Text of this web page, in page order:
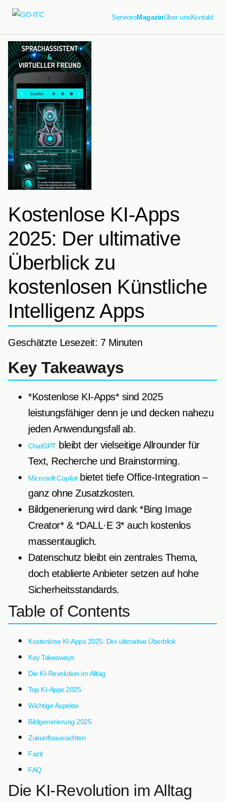
ServicesMagazinÜber unsKontakt
Kostenlose KI-Apps
2025: Der ultimative
Überblick zu
kostenlosen Künstliche
Intelligenz Apps
Geschätzte Lesezeit: 7 Minuten
Key Takeaways
*Kostenlose KI-Apps* sind 2025
leistungsfähiger denn je und decken nahezu
jeden Anwendungsfall ab.
ChatGPTbleibt der vielseitige Allrounder für
Text, Recherche und Brainstorming.
Microsoft Copilotbietet tiefe Office-Integration –
ganz ohne Zusatzkosten.
Bildgenerierung wird dank *Bing Image
Creator* & *DALL·E 3* auch kostenlos
massentauglich.
Datenschutz bleibt ein zentrales Thema,
doch etablierte Anbieter setzen auf hohe
Sicherheitsstandards.
Table of Contents
Kostenlose KI-Apps 2025: Der ultimative Überblick
Key Takeaways
Die KI-Revolution im Alltag
Top KI-Apps 2025
Wichtige Aspekte
Bildgenerierung 2025
Zukunftsaussichten
Fazit
FAQ
Die KI-Revolution im Alltag